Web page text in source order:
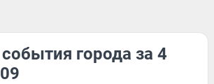
города за 4